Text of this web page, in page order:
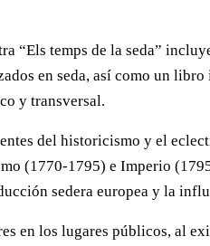
temps de la seda”
en seda, así como un
y transversal.
del historicismo y el
(1770-1795) e Imperio
sedera europea y la
en los lugares públicos, al